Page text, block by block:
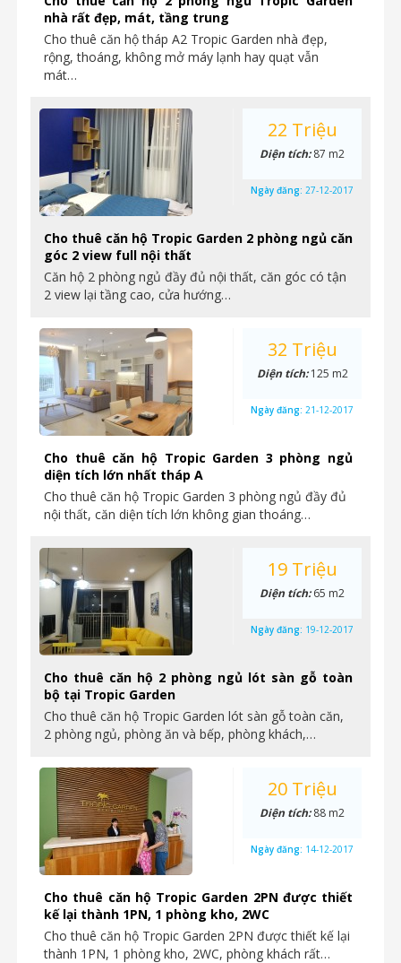
nhà rất đẹp, mát, tầng trung
Cho thuê căn hộ tháp A2 Tropic Garden nhà đẹp,
rộng, thoáng, không mở máy lạnh hay quạt vẫn
mát…
Cho thuê căn hộ Tropic Garden 2 phòng ngủ căn
góc 2 view full nội thất
Căn hộ 2 phòng ngủ đầy đủ nội thất, căn góc có tận
2 view lại tầng cao, cửa hướng…
22 Triệu
Diện tích:87 m2
Ngày đăng: 27-12-2017
Cho thuê căn hộ Tropic Garden 3 phòng ngủ
diện tích lớn nhất tháp A
Cho thuê căn hộ Tropic Garden 3 phòng ngủ đầy đủ
nội thất, căn diện tích lớn không gian thoáng…
32 Triệu
Diện tích:125 m2
Ngày đăng: 21-12-2017
Cho thuê căn hộ 2 phòng ngủ lót sàn gỗ toàn
bộ tại Tropic Garden
Cho thuê căn hộ Tropic Garden lót sàn gỗ toàn căn,
2 phòng ngủ, phòng ăn và bếp, phòng khách,…
19 Triệu
Diện tích:65 m2
Ngày đăng: 19-12-2017
Cho thuê căn hộ Tropic Garden 2PN được thiết
kế lại thành 1PN, 1 phòng kho, 2WC
Cho thuê căn hộ Tropic Garden 2PN được thiết kế lại
thành 1PN, 1 phòng kho, 2WC, phòng khách rất…
20 Triệu
Diện tích:88 m2
Ngày đăng: 14-12-2017